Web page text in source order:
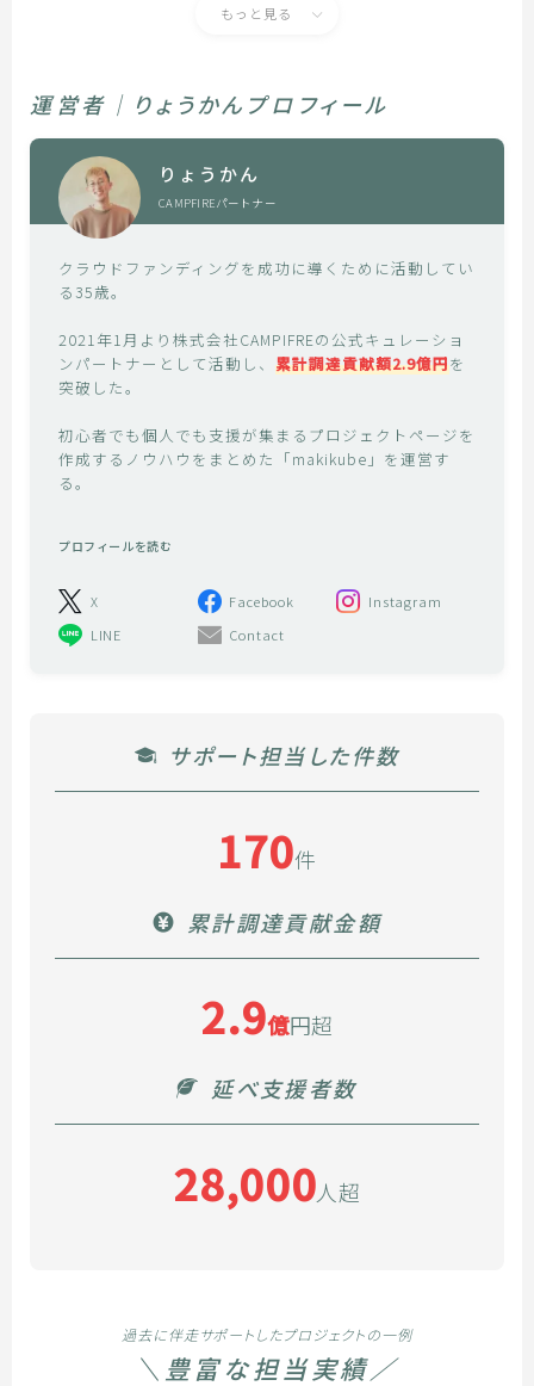
もっと見る
運営者｜りょうかんプロフィール
りょうかん
CAMPFIREパートナー
クラウドファンディングを成功に導くために活動してい
る35歳。
2021年1月より株式会社CAMPIFREの公式キュレーショ
ンパートナーとして活動し、 累計調達貢献額2.9億円を
突破した。
初心者でも個人でも支援が集まるプロジェクトページを
作成するノウハウをまとめた「makikube」を運営す
る。
プロフィールを読む
X Facebook
Instagram
LINE
Contact
サポート担当した件数
170件
累計調達貢献金額
2.9億円超
延べ支援者数
28,000人超
過去に伴走サポートしたプロジェクトの一例
＼豊富な担当実績／